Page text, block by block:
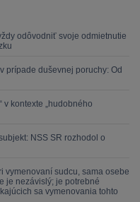
odôvodniť svoje odmietnutie
prípade duševnej poruchy: Od
v kontexte „hudobného
NSS SR rozhodol o
vymenovaní sudcu, sama osebe
je nezávislý; je potrebné
sa vymenovania tohto